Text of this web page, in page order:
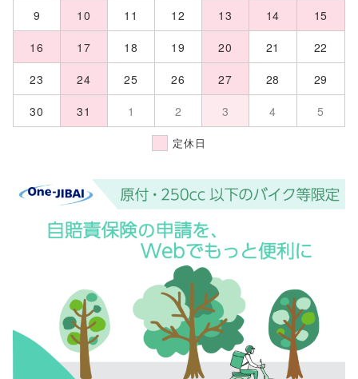
9
10 11 12 13 14
15
16
17 18 19 20 21
22
23
24 25 26 27 28
29
30
31 1 2 3 4 5
定休日